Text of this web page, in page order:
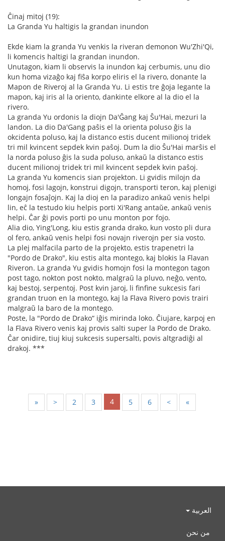
Ĉinaj mitoj (19):
La Granda Yu haltigis la grandan inundon
Ekde kiam la granda Yu venkis la riveran demonon Wu'Zhi'Qi,
li komencis haltigi la grandan inundon.
Unutagon, kiam li observis la inundon kaj cerbumis, unu dio
kun homa vizaĝo kaj fiŝa korpo eliris el la rivero, donante la
Mapon de Riveroj al la Granda Yu. Li estis tre ĝoja legante la
mapon, kaj iris al la oriento, dankinte elkore al la dio el la
rivero.
La granda Yu ordonis la diojn Da'Ĝang kaj Ŝu'Hai, mezuri la
landon. La dio Da'Gang paŝis el la orienta poluso ĝis la
okcidenta poluso, kaj la distanco estis ducent milionoj tridek
tri mil kvincent sepdek kvin paŝoj. Dum la dio Ŝu'Hai marŝis el
la norda poluso ĝis la suda poluso, ankaŭ la distanco estis
ducent milionoj tridek tri mil kvincent sepdek kvin paŝoj.
La granda Yu komencis sian projekton. Li gvidis milojn da
homoj, fosi lagojn, konstrui digojn, transporti teron, kaj plenigi
longajn fosaĵojn. Kaj la dioj en la paradizo ankaŭ venis helpi
lin, eĉ la testudo kiu helpis porti Xi'Rang antaŭe, ankaŭ venis
helpi. Ĉar ĝi povis porti po unu monton por fojo.
Alia dio, Ying'Long, kiu estis granda drako, kun vosto pli dura
ol fero, ankaŭ venis helpi fosi novajn riverojn per sia vosto.
La plej malfacila parto de la projekto, estis trapenetri la
"Pordo de Drako", kiu estis alta montego, kaj blokis la Flavan
Riveron. La granda Yu gvidis homojn fosi la montegon tagon
post tago, nokton post nokto, malgraŭ la pluvo, neĝo, vento,
kaj bestoj, serpentoj. Post kvin jaroj, li finfine sukcesis fari
grandan truon en la montego, kaj la Flava Rivero povis trairi
malgraŭ la baro de la montego.
Poste, la "Pordo de Drako“ iĝis mirinda loko. Ĉiujare, karpoj en
la Flava Rivero venis kaj provis salti super la Pordo de Drako.
Ĉar onidire, tiuj kiuj sukcesis supersalti, povis altgradiĝi al
drakoj. ***
« < 2 3 4 5 6 > »
العربية
من نحن